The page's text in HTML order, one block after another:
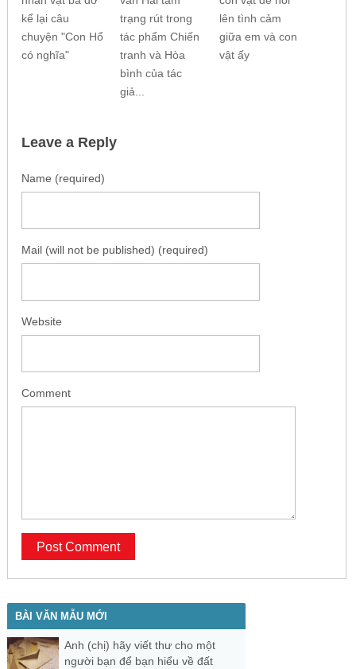
kể lại câu
chuyện "Con Hổ
có nghĩa"
trạng rút trong
tác phẩm Chiến
tranh và Hòa
bình của tác
giả...
lên tình cảm
giữa em và con
vật ấy
Leave a Reply
Name (required)
Mail (will not be published) (required)
Website
Comment
BÀI VĂN MẪU MỚI
Anh (chị) hãy viết thư cho một
người bạn để bạn hiểu về đất